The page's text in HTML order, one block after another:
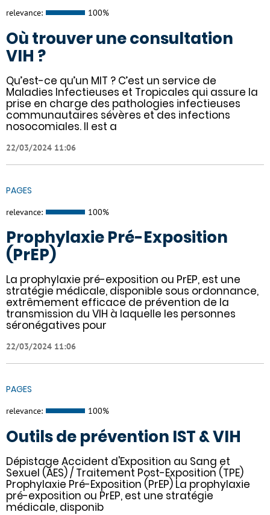
relevance: 100%
Où trouver une consultation
VIH ?
Qu’est-ce qu’un MIT ? C’est un service de
Maladies Infectieuses et Tropicales qui assure la
prise en charge des pathologies infectieuses
communautaires sévères et des infections
nosocomiales. Il est a
22/03/2024 11:06
PAGES
relevance: 100%
Prophylaxie Pré-Exposition
(PrEP)
La prophylaxie pré-exposition ou PrEP, est une
stratégie médicale, disponible sous ordonnance,
extrêmement efficace de prévention de la
transmission du VIH à laquelle les personnes
séronégatives pour
22/03/2024 11:06
PAGES
relevance: 100%
Outils de prévention IST & VIH
Dépistage Accident d'Exposition au Sang et
Sexuel (AES) / Traitement Post-Exposition (TPE)
Prophylaxie Pré-Exposition (PrEP) La prophylaxie
pré-exposition ou PrEP, est une stratégie
médicale, disponib